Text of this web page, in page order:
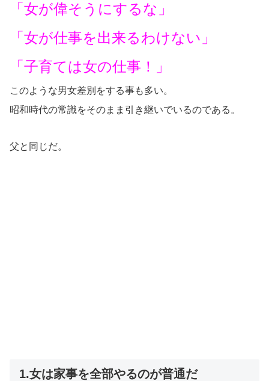
「女が偉そうにするな」
「女が仕事を出来るわけない」
「子育ては女の仕事！」
このような男女差別をする事も多い。
昭和時代の常識をそのまま引き継いでいるのである。
父と同じだ。
1.女は家事を全部やるのが普通だ